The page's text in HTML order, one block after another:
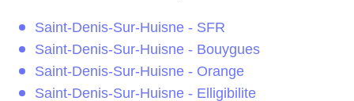
Saint-Denis-Sur-Huisne - SFR
Saint-Denis-Sur-Huisne - Bouygues
Saint-Denis-Sur-Huisne - Orange
Saint-Denis-Sur-Huisne - Elligibilite